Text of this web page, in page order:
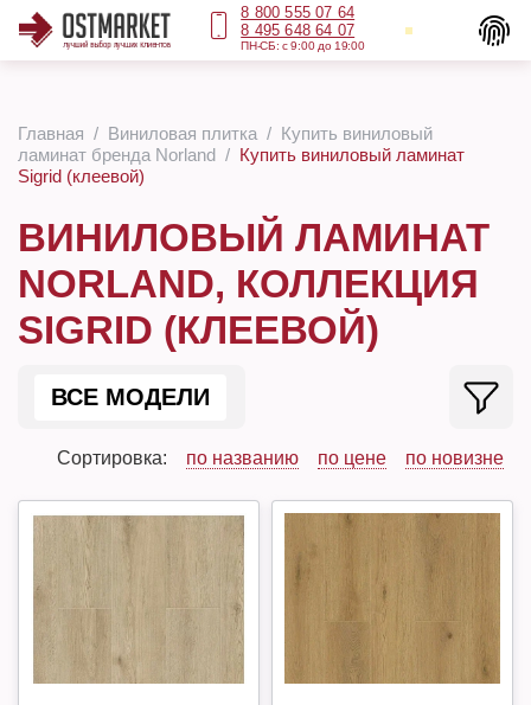
8 800 555 07 64
8 495 648 64 07
ПН-СБ: с 9:00 до 19:00
Главная Виниловая плитка
Купить виниловый
ламинат бренда Norland
Купить виниловый ламинат
Sigrid (клеевой)
ВИНИЛОВЫЙ ЛАМИНАТ
NORLAND, КОЛЛЕКЦИЯ
SIGRID (КЛЕЕВОЙ)
ВСЕ МОДЕЛИ
Сортировка: по названию по цене по новизне